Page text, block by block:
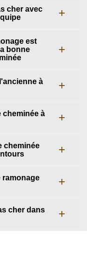
cher avec
est
bonne
à
cheminée à
cheminée
ramonage
cher dans